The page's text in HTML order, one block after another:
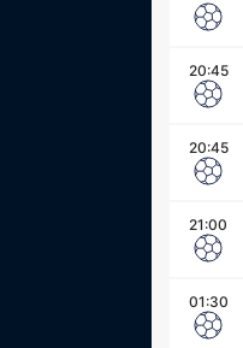
20:45
20:45
21:00
01:30